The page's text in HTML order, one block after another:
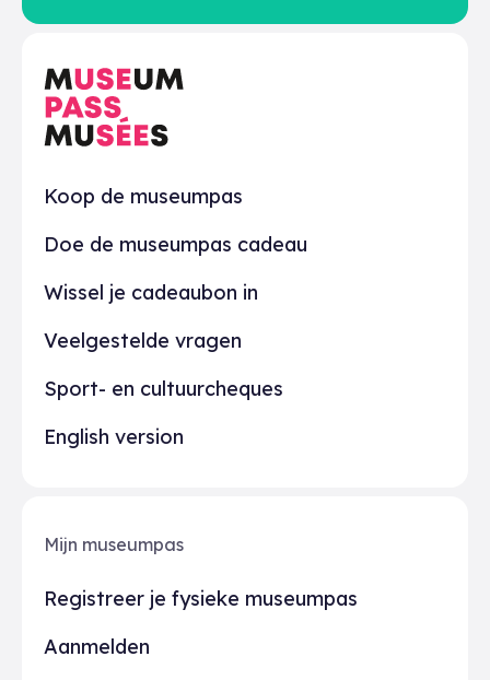
Praktisch
Koop de museumpas
Doe de museumpas cadeau
Wissel je cadeaubon in
Veelgestelde vragen
Sport- en cultuurcheques
English version
Mijn museumpas
Registreer je fysieke museumpas
Aanmelden